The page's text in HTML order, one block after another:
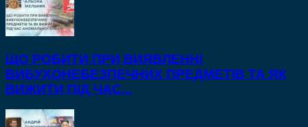
ЩО РОБИТИ ПРИ ВИЯВЛЕННІ
ВИБУХОНЕБЕЗПЕЧНИХ ПРЕДМЕТІВ ТА ЯК
ВИЖИТИ ПІД ЧАС...